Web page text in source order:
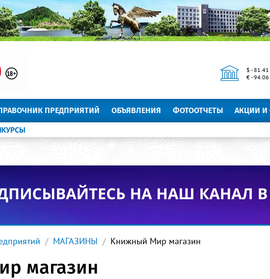
$ - 81.41
€ - 94.06
ПРЕДПРИЯТИЙ ОБЪЯВЛЕНИЯ ФОТООТЧЕТЫ АКЦИИ И
МАГАЗИНЫ Книжный Мир магазин
магазин